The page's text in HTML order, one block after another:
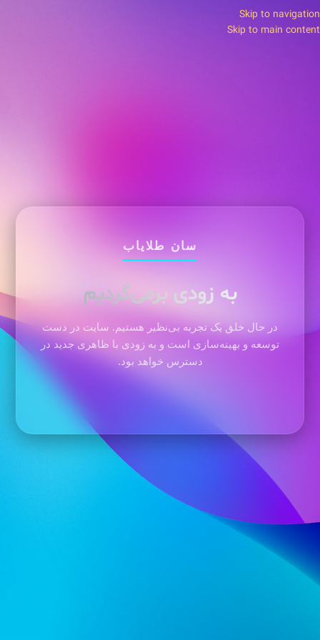
Skip to navigation
Skip to main content
سان طلایاب
به زودی برمی‌گردیم
در حال خلق یک تجربه بی‌نظیر هستیم. سایت در دست
توسعه و بهینه‌سازی است و به زودی با ظاهری جدید در
دسترس خواهد بود.